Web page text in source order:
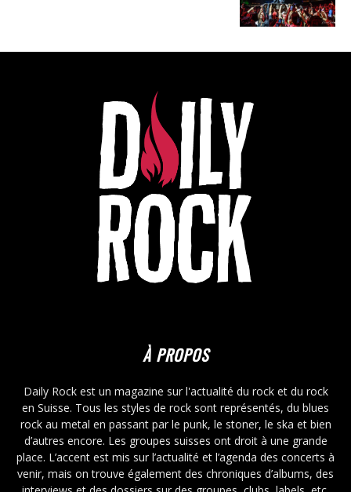
À PROPOS
Daily Rock est un magazine sur l'actualité du rock et du rock
en Suisse. Tous les styles de rock sont représentés, du blues
rock au metal en passant par le punk, le stoner, le ska et bien
d’autres encore. Les groupes suisses ont droit à une grande
place. L’accent est mis sur l’actualité et l’agenda des concerts à
venir, mais on trouve également des chroniques d’albums, des